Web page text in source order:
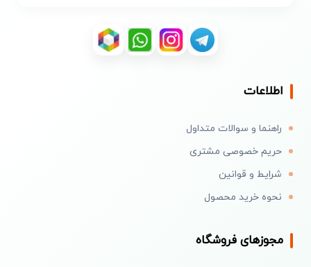
اطلاعات
راهنما و سوالات متداول
حریم خصوصی مشتری
شرایط و قوانین
نحوه خرید محصول
مجوزهای فروشگاه